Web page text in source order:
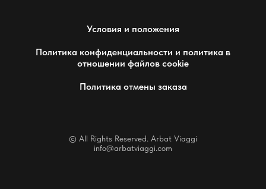
Условия и положения
Политика конфиденциальности и политика в
отношении файлов cookie
Политика отмены заказа
© All Rights Reserved. Arbat Viaggi
info@arbatviaggi.com